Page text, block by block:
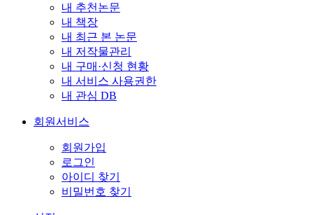
내 추천논문
내 책장
내 최근 본 논문
내 저작물관리
내 구매·신청 현황
내 서비스 사용권한
내 관심 DB
회원서비스
회원가입
로그인
아이디 찾기
비밀번호 찾기